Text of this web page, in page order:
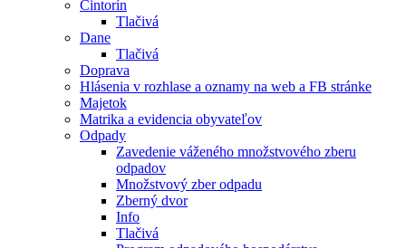
Cintorín
Tlačivá
Dane
Tlačivá
Doprava
Hlásenia v rozhlase a oznamy na web a FB stránke
Majetok
Matrika a evidencia obyvateľov
Odpady
Zavedenie váženého množstvového zberu
odpadov
Množstvový zber odpadu
Zberný dvor
Info
Tlačivá